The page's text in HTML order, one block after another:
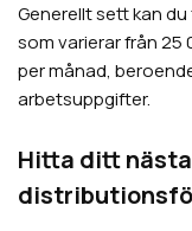
Generellt sett kan
som varierar från 25
per månad,
arbetsuppgifter.
Hitta ditt